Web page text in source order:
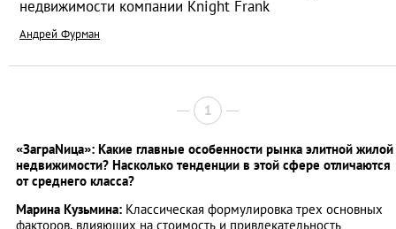
недвижимости компании Knight Frank
Андрей Фурман
1
«ЗаграNица»: Какие главные особенности рынка элитной жилой
недвижимости? Насколько тенденции в этой сфере отличаются
от среднего класса?
Марина Кузьмина: Классическая формулировка трех основных
факторов, влияющих на стоимость и привлекательность